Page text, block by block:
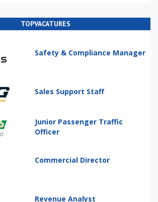
TOPVACATURES
Safety & Compliance Manager
Sales Support Staff
Junior Passenger Traffic
Officer
Commercial Director
Revenue Analyst